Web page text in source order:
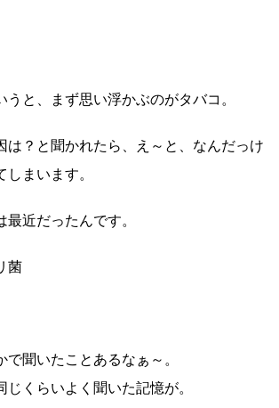
うと、まず思い浮かぶのがタバコ。
は？と聞かれたら、え～と、なんだっけ
しまいます。
最近だったんです。
菌
で聞いたことあるなぁ～。
じくらいよく聞いた記憶が。